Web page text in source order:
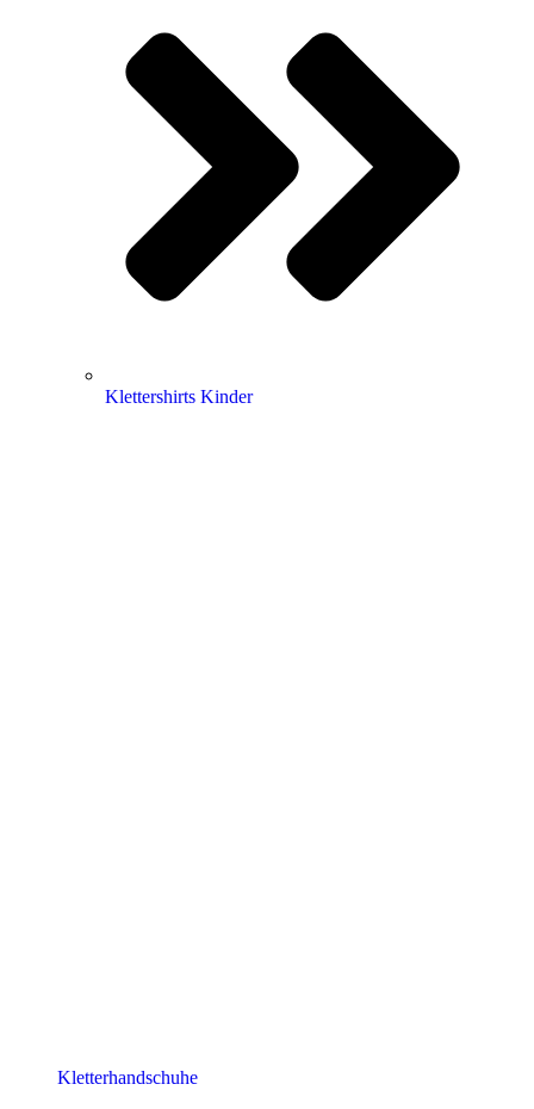
Klettershirts Kinder
Kletterhandschuhe